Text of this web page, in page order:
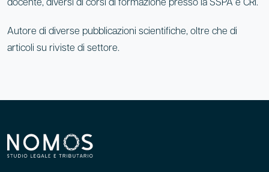
docente, diversi di corsi di formazione presso la SSPA e CRI.
Autore di diverse pubblicazioni scientifiche, oltre che di
articoli su riviste di settore.